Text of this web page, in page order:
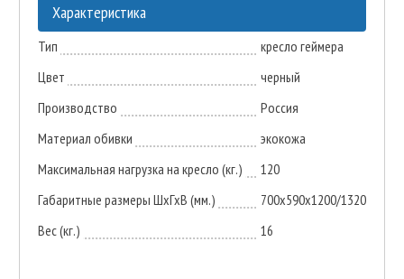
Характеристика
Тип
кресло геймера
Цвет
черный
Производство
Россия
Материал обивки
экокожа
Максимальная нагрузка на кресло (кг.)
120
Габаритные размеры ШхГхВ (мм.)
700х590х1200/1320
Вес (кг.)
16